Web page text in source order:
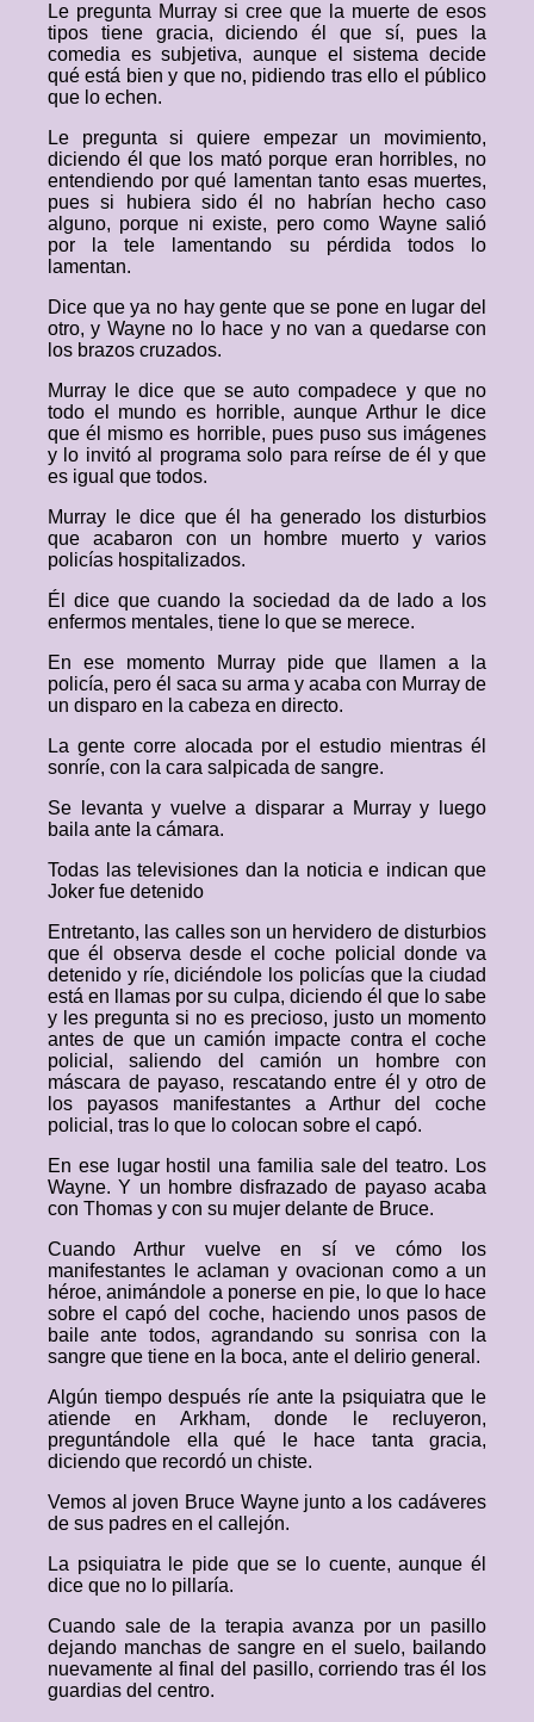
Le pregunta Murray si cree que la muerte de esos
tipos tiene gracia, diciendo él que sí, pues la
comedia es subjetiva, aunque el sistema decide
qué está bien y que no, pidiendo tras ello el público
que lo echen.
Le pregunta si quiere empezar un movimiento,
diciendo él que los mató porque eran horribles, no
entendiendo por qué lamentan tanto esas muertes,
pues si hubiera sido él no habrían hecho caso
alguno, porque ni existe, pero como Wayne salió
por la tele lamentando su pérdida todos lo
lamentan.
Dice que ya no hay gente que se pone en lugar del
otro, y Wayne no lo hace y no van a quedarse con
los brazos cruzados.
Murray le dice que se auto compadece y que no
todo el mundo es horrible, aunque Arthur le dice
que él mismo es horrible, pues puso sus imágenes
y lo invitó al programa solo para reírse de él y que
es igual que todos.
Murray le dice que él ha generado los disturbios
que acabaron con un hombre muerto y varios
policías hospitalizados.
Él dice que cuando la sociedad da de lado a los
enfermos mentales, tiene lo que se merece.
En ese momento Murray pide que llamen a la
policía, pero él saca su arma y acaba con Murray de
un disparo en la cabeza en directo.
La gente corre alocada por el estudio mientras él
sonríe, con la cara salpicada de sangre.
Se levanta y vuelve a disparar a Murray y luego
baila ante la cámara.
Todas las televisiones dan la noticia e indican que
Joker fue detenido
Entretanto, las calles son un hervidero de disturbios
que él observa desde el coche policial donde va
detenido y ríe, diciéndole los policías que la ciudad
está en llamas por su culpa, diciendo él que lo sabe
y les pregunta si no es precioso, justo un momento
antes de que un camión impacte contra el coche
policial, saliendo del camión un hombre con
máscara de payaso, rescatando entre él y otro de
los payasos manifestantes a Arthur del coche
policial, tras lo que lo colocan sobre el capó.
En ese lugar hostil una familia sale del teatro. Los
Wayne. Y un hombre disfrazado de payaso acaba
con Thomas y con su mujer delante de Bruce.
Cuando Arthur vuelve en sí ve cómo los
manifestantes le aclaman y ovacionan como a un
héroe, animándole a ponerse en pie, lo que lo hace
sobre el capó del coche, haciendo unos pasos de
baile ante todos, agrandando su sonrisa con la
sangre que tiene en la boca, ante el delirio general.
Algún tiempo después ríe ante la psiquiatra que le
atiende en Arkham, donde le recluyeron,
preguntándole ella qué le hace tanta gracia,
diciendo que recordó un chiste.
Vemos al joven Bruce Wayne junto a los cadáveres
de sus padres en el callejón.
La psiquiatra le pide que se lo cuente, aunque él
dice que no lo pillaría.
Cuando sale de la terapia avanza por un pasillo
dejando manchas de sangre en el suelo, bailando
nuevamente al final del pasillo, corriendo tras él los
guardias del centro.